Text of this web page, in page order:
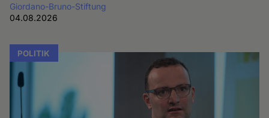
Giordano-Bruno-Stiftung
04.08.2026
POLITIK